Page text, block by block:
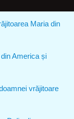
Maria din
America și
vrăjitoare